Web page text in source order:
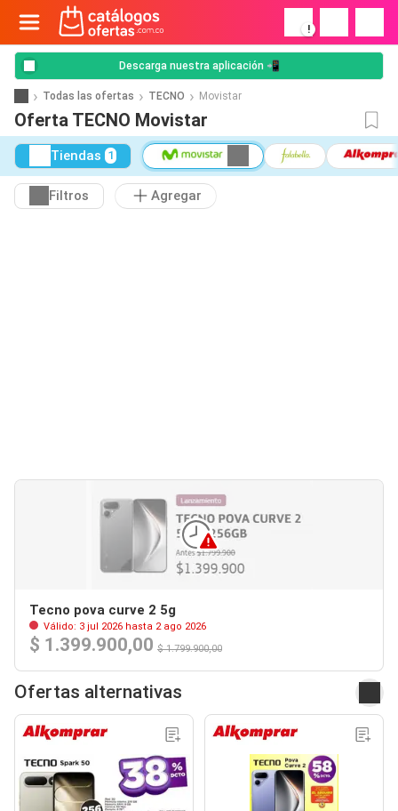
!
Descarga nuestra aplicación 📲
Todas las ofertas TECNO Movistar
Oferta TECNO Movistar
Tiendas 1
Filtros Agregar
Tecno pova curve 2 5g
Válido: 3 jul 2026 hasta 2 ago 2026
$ 1.399.900,00 $ 1.799.900,00
Ofertas alternativas